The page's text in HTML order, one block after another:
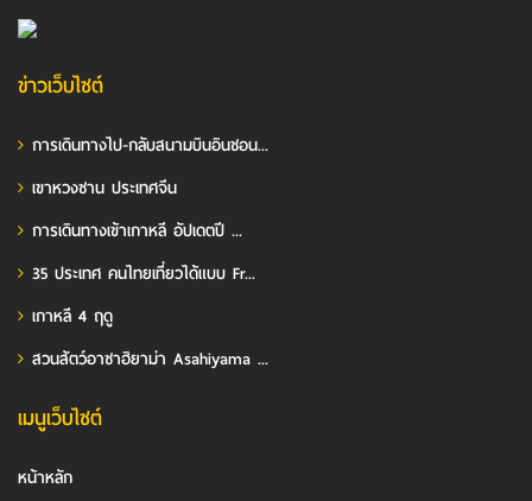
ข่าวเว็บไซต์
การเดินทางไป-กลับสนามบินอินชอน...
เขาหวงซาน ประเทศจีน
การเดินทางเข้าเกาหลี อัปเดตปี ...
35 ประเทศ คนไทยเที่ยวได้แบบ Fr...
เกาหลี 4 ฤดู
สวนสัตว์อาซาฮิยาม่า Asahiyama ...
เมนูเว็บไซต์
หน้าหลัก